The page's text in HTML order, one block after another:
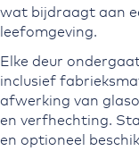
wat bijdraagt aan
leefomgeving.
Elke deur
inclusief
afwerking van
en verfhechting.
en optioneel